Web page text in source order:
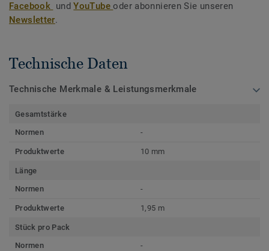
Facebook undYouTubeoder abonnieren Sie unseren
Newsletter.
Technische Daten
Technische Merkmale & Leistungsmerkmale
Gesamtstärke
Normen
-
Produktwerte 10 mm
Länge
Normen
-
Produktwerte 1,95 m
Stück pro Pack
Normen
-